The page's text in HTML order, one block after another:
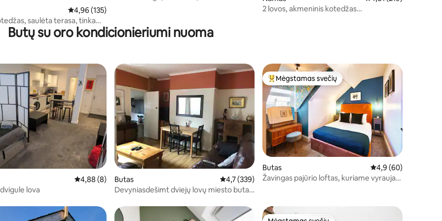
Vidutinis įvertinimas: 4,96 iš 5, atsiliepimų: 135
4,96 (135)
saulėta terasa, tinka
baro
2 lovos, akmeninis kotedžas
Butų su oro kondicionieriumi nuoma
iš 5, atsiliepimų: 7 Vidutinis įvertinimas: 4,88 iš 5, atsiliepimų: 8
4,88 (8)
lova
Butas Vidutinis įvertinimas: 4,7 iš 5, atsiliepimų: 339
4,7 (339)
Devyniasdešimt dviejų lovų miesto butas
Svečių mėgstamiausias
Mėgstamas svečių
Butas Vidutinis įvertinimas:
4,9 (60)
Žavingas pajūrio loftas, kuriame vyrauja